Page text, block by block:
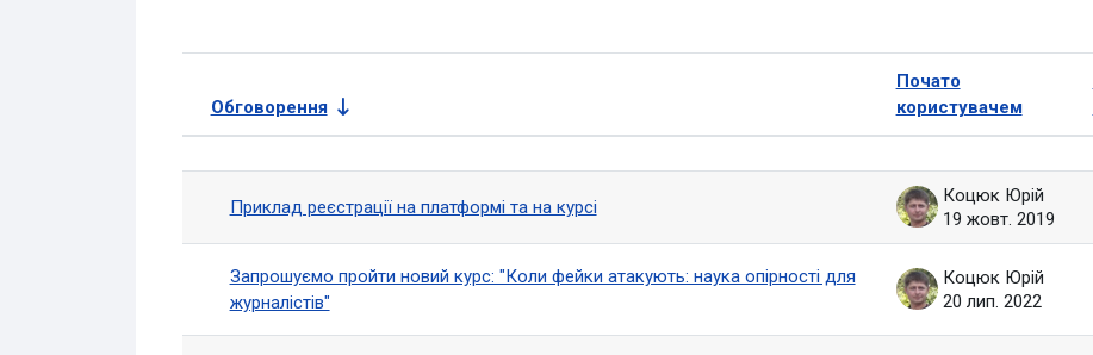
Статус
Обговорення
Почато
користувачем
Приклад реєстрації на платформі та на курсі
Коцюк Юрій
19 жовт. 2019
Запрошуємо пройти новий курс: "Коли фейки атакують: наука опірності для
журналістів"
Коцюк Юрій
20 лип. 2022